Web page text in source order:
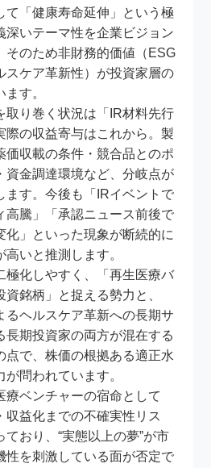
て「健康寿命延伸」という極
深いテーマ性を企業ビジョン
そのため非財務的価値（ESG
スケア革新性）が投資家層の
す。
取り巻く状況は「IR材料先行
際の収益寄与はこれから。製
価収載の条件・競合品とのポ
資金調達環境など、分岐点が
ます。今後も「IRイベントで
高騰」「承認ニュース前後で
化」といった現象が断続的に
いと推測します。
極化しやすく、「再生医療バ
資銘柄」と捉える勢力と、
るヘルスケア革新への長期サ
長期投資家の両方が混在する
点で、株価の根拠ある適正水
問われています。
療ベンチャーの宿命として
収益化までの不確実性リス
ており、“実態以上の夢”が市
性を刺激している面が否定で